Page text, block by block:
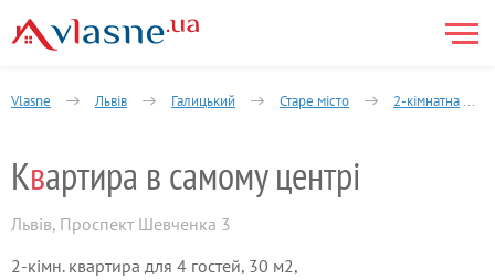
Vlasne Львів Галицький Старе місто 2-кімнатна
Квартира в самому центрі
Львів, Проспект Шевченка 3
2-кімн. квартира для 4 гостей, 30 м2,